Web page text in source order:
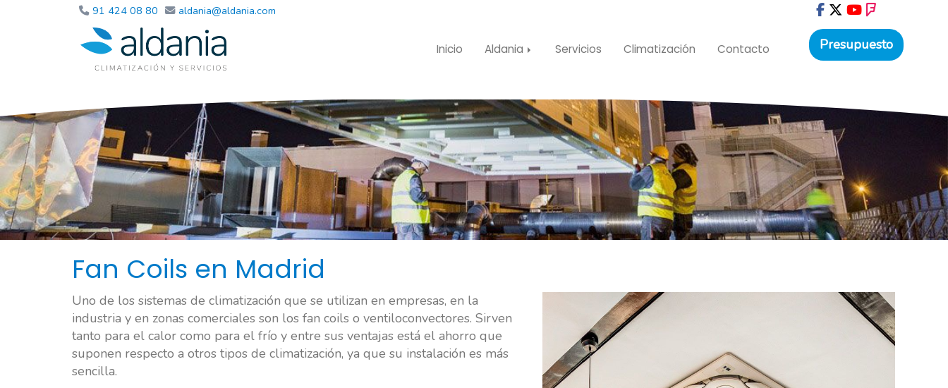
91 424 08 80 aldania aldania.com
Inicio Aldania Servicios Climatización Contacto Presupuesto
Fan Coils en Madrid
Uno de los sistemas de climatización que se utilizan en empresas, en la
industria y en zonas comerciales son los fan coils o ventiloconvectores. Sirven
tanto para el calor como para el frío y entre sus ventajas está el ahorro que
suponen respecto a otros tipos de climatización, ya que su instalación es más
sencilla.